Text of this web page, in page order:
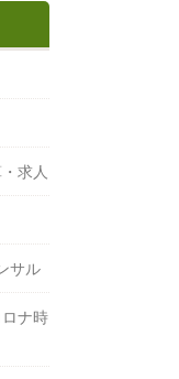
求人
サル
ナ時